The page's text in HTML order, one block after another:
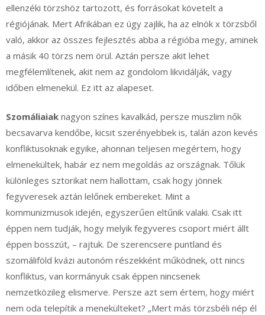
ellenzéki törzshöz tartozott, és forrásokat követelt a
régiójának. Mert Afrikában ez úgy zajlik, ha az elnök x törzsből
való, akkor az összes fejlesztés abba a régióba megy, aminek
a másik 40 törzs nem örül. Aztán persze akit lehet
megfélemlítenek, akit nem az gondolom likvidálják, vagy
időben elmenekül. Ez itt az alapeset.
Szomáliaiak nagyon színes kavalkád, persze muszlim nők
becsavarva kendőbe, kicsit szerényebbek is, talán azon kevés
konfliktusoknak egyike, ahonnan teljesen megértem, hogy
elmenekültek, habár ez nem megoldás az országnak. Tőlük
különleges sztorikat nem hallottam, csak hogy jönnek
fegyveresek aztán lelőnek embereket. Mint a
kommunizmusok idején, egyszerűen eltűnik valaki. Csak itt
éppen nem tudják, hogy melyik fegyveres csoport miért állt
éppen bosszút, – rajtuk. De szerencsere puntland és
szomáliföld kvázi autonóm részekként működnek, ott nincs
konfliktus, van kormányuk csak éppen nincsenek
nemzetközileg elismerve. Persze azt sem értem, hogy miért
nem oda telepítik a menekülteket? „Mert más törzsbéli nép él